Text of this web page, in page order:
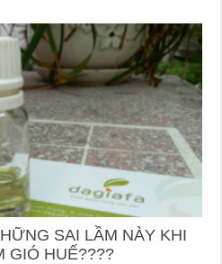
SAI LẦM NÀY KHI
GIÓ HUẾ????